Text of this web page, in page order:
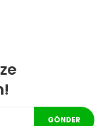
GÖNDER